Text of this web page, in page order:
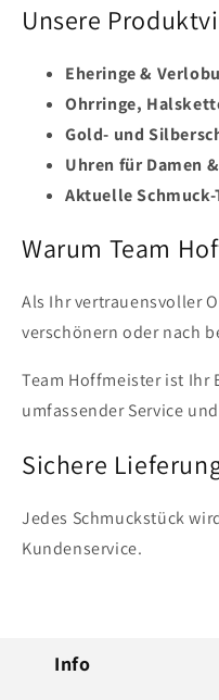
Unsere
Eheringe &
Ohrringe,
Gold- und
Uhren für Damen
Aktuelle Schmuck-
Warum Team
Als Ihr vertrauensvoller
verschönern oder nach
Team Hoffmeister ist Ihr
umfassender Service
Sichere
Jedes Schmuckstück
Kundenservice.
Info